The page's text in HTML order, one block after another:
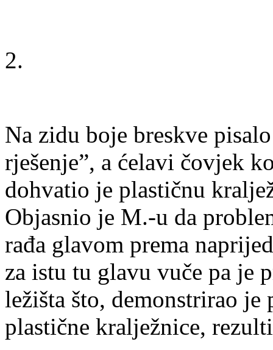
2.
Na zidu boje breskve
rješenje”, a ćelavi čovjek
dohvatio je plastičnu
Objasnio je M.-u da
rađa glavom prema
za istu tu glavu vuče pa je
ležišta što, demonstrirao
plastične kralježnice,